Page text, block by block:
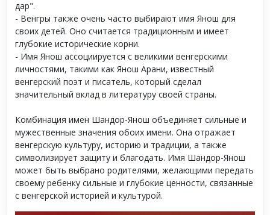
дар".
- Венгры также очень часто выбирают имя Янош для
своих детей. Оно считается традиционным и имеет
глубокие исторические корни.
- Имя Янош ассоциируется с великими венгерскими
личностями, такими как Янош Арани, известный
венгерский поэт и писатель, который сделал
значительный вклад в литературу своей страны.
Комбинация имен Шандор-Янош объединяет сильные и
мужественные значения обоих имени. Она отражает
венгерскую культуру, историю и традиции, а также
символизирует защиту и благодать. Имя Шандор-Янош
может быть выбрано родителями, желающими передать
своему ребенку сильные и глубокие ценности, связанные
с венгерской историей и культурой.